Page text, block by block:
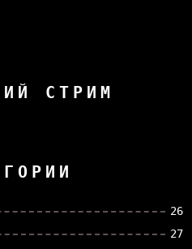
СТРИМ
26
27